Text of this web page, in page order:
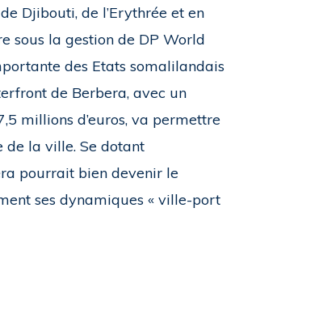
Djibouti, de l’Erythrée et en
sous la gestion de DP World
des Etats somalilandais
de Berbera, avec un
millions d’euros, va permettre
de la ville. Se dotant
pourrait bien devenir le
ses dynamiques « ville-port